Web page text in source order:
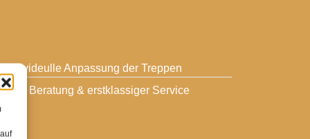
individeulle Anpassung der Treppen
gute Beratung & erstklassiger Service